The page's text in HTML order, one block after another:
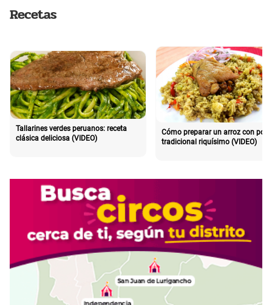
Recetas
Tallarines verdes peruanos: receta
clásica deliciosa (VIDEO)
Cómo preparar un arroz con pollo
tradicional riquísimo (VIDEO)